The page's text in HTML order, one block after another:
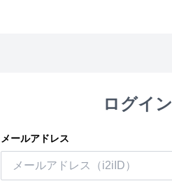
ログイン
メールアドレス